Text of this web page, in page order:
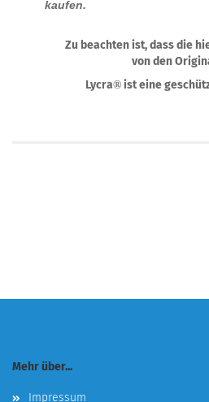
kaufen.
Zu beachten ist, dass die
von den
Lycra® ist eine
Mehr über...
Impressum